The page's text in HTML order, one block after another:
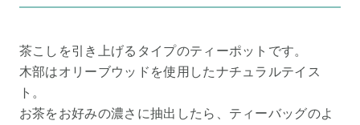
茶こしを引き上げるタイプのティーポットです。
木部はオリーブウッドを使用したナチュラルテイス
ト。
お茶をお好みの濃さに抽出したら、ティーバッグのよ